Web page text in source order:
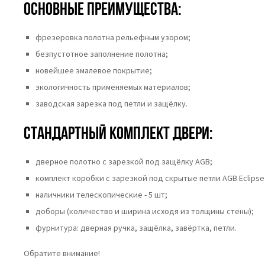
Основные преимущества:
фрезеровка полотна рельефным узором;
безпустотное заполнение полотна;
новейшее эмалевое покрытие;
экологичность применяемых материалов;
заводская зарезка под петли и защёлку.
Стандартный комплект двери:
дверное полотно с зарезкой под защёлку AGB;
комплект коробки с зарезкой под скрытые петли AGB
наличники телескопические - 5 шт;
доборы (количество и ширина исходя из толщины стены);
фурнитура: дверная ручка, защёлка, завёртка, петли.
Обратите внимание!